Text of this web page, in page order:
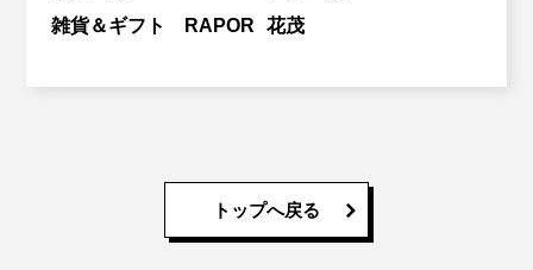
雑貨＆ギフト RAPOR 花茂
トップへ戻る